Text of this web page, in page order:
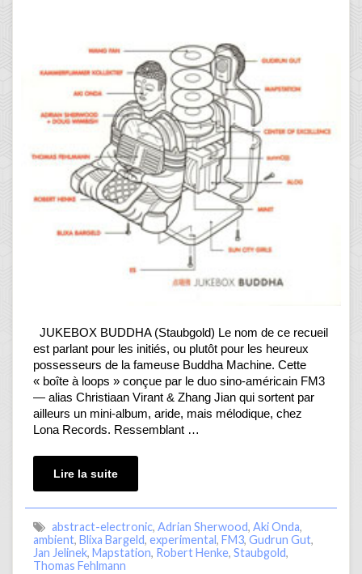
JUKEBOX BUDDHA (Staubgold) Le nom de ce recueil
est parlant pour les initiés, ou plutôt pour les heureux
possesseurs de la fameuse Buddha Machine. Cette
« boîte à loops » conçue par le duo sino-américain FM3
— alias Christiaan Virant & Zhang Jian qui sortent par
ailleurs un mini-album, aride, mais mélodique, chez
Lona Records. Ressemblant …
Lire la suite
abstract-electronic, Adrian Sherwood, Aki Onda,
ambient, Blixa Bargeld, experimental, FM3, Gudrun Gut,
Jan Jelinek, Mapstation, Robert Henke, Staubgold,
Thomas Fehlmann